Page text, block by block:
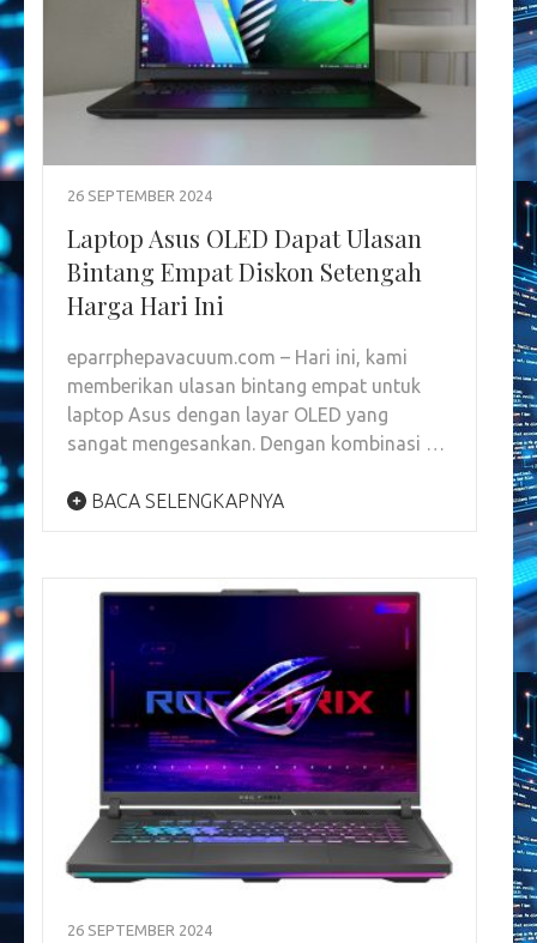
26 SEPTEMBER 2024
Laptop Asus OLED Dapat Ulasan
Bintang Empat Diskon Setengah
Harga Hari Ini
eparrphepavacuum.com – Hari ini, kami
memberikan ulasan bintang empat untuk
laptop Asus dengan layar OLED yang
sangat mengesankan. Dengan kombinasi …
BACA SELENGKAPNYA
26 SEPTEMBER 2024